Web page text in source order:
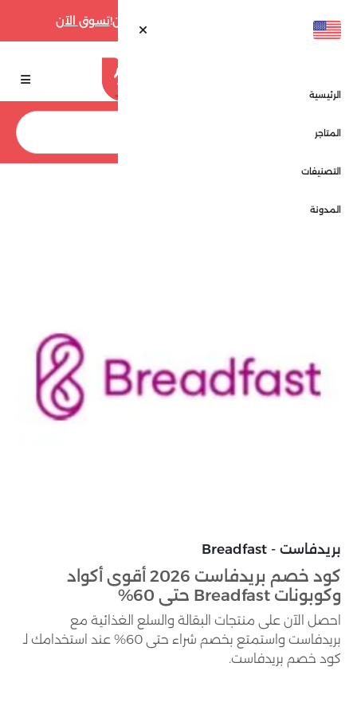
تسوق الآن
الرئيسية
المتاجر
التصنيفات
المدونة
بريدفاست - Breadfast
كود خصم بريدفاست 2026 أقوى أكواد
وكوبونات Breadfast حتى 60%
احصل الآن على منتجات البقالة والسلع الغذائية مع
بريدفاست واستمتع بخصم شراء حتى 60% عند استخدامك لـ
كود خصم بريدفاست.